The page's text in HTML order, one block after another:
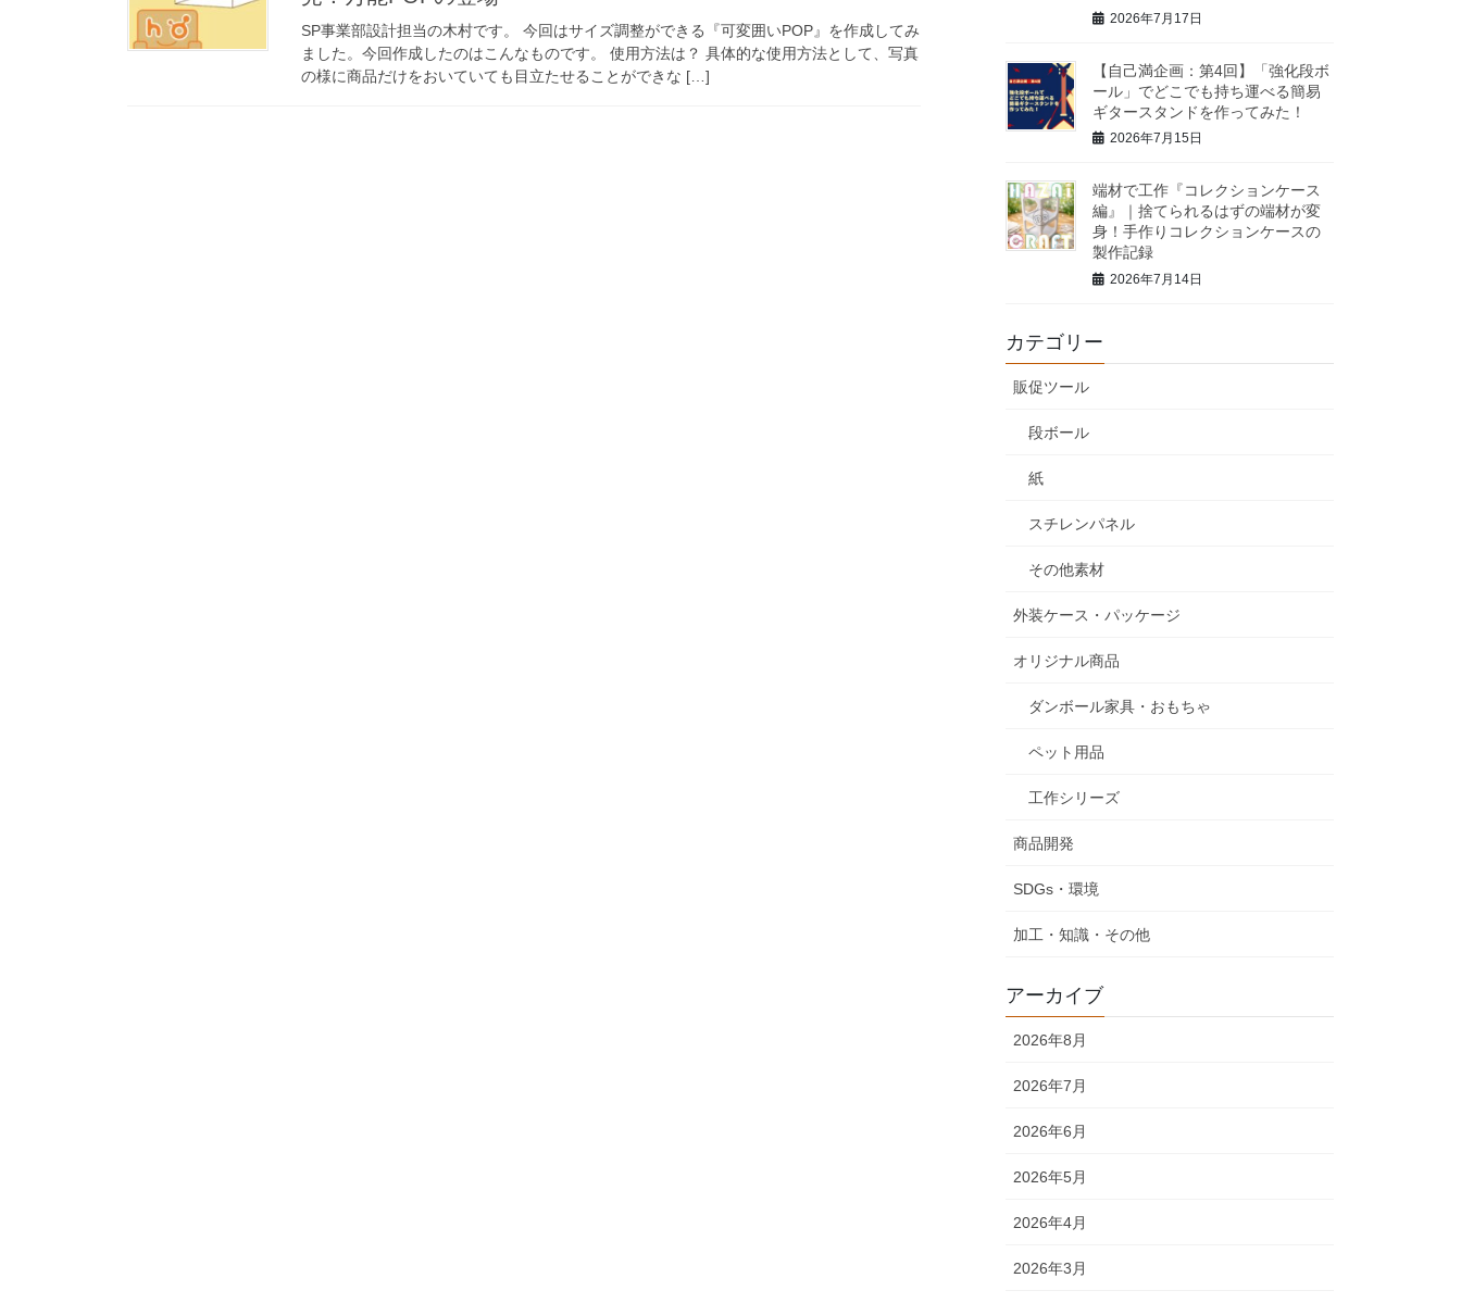
SP事業部設計担当の木村です。 今回はサイズ調整ができる『可変囲いPOP』を作成してみ
ました。今回作成したのはこんなものです。 使用方法は？ 具体的な使用方法として、写真
の様に商品だけをおいていても目立たせることができな […]
2026年7月17日
【自己満企画：第4回】「強化段ボ
ール」でどこでも持ち運べる簡易
ギタースタンドを作ってみた！
2026年7月15日
端材で工作『コレクションケース
編』｜捨てられるはずの端材が変
身！手作りコレクションケースの
製作記録
2026年7月14日
カテゴリー
販促ツール
段ボール
紙
スチレンパネル
その他素材
外装ケース・パッケージ
オリジナル商品
ダンボール家具・おもちゃ
ペット用品
工作シリーズ
商品開発
SDGs・環境
加工・知識・その他
アーカイブ
2026年8月
2026年7月
2026年6月
2026年5月
2026年4月
2026年3月